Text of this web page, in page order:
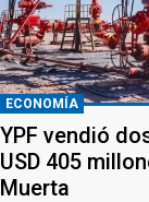
ECONOMÍA
YPF vendió
USD 405
Muerta